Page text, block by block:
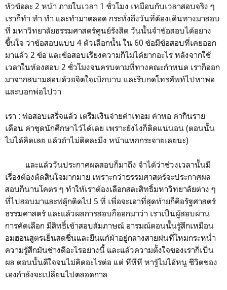
หัวข้อละ 2 หน้า ภายในเวลา 1 ชั่วโมง เหมือนกับเวลาสอบจริง ๆ
เราก็ทำ ทำ ทำ และทำมาตลอด กระทั่งถึงวันที่ต้องเดินทางมาสอบ
ที่ มหาวิทยาลัยธรรมศาสตร์ศูนย์รังสิต วันนั้นจำข้อสอบได้อย่าง
ขึ้นใจ ว่าข้อสอบแบบ 4 ตัวเลือกนั้น ใน 60 ข้อมีข้อสอบที่เคยออก
มาแล้ว 2 ข้อ และข้อสอบเรียงความก็ไม่ได้ยากอะไร หลังจากใช้
เวลาในห้องสอบ 2 ชั่วโมงจนครบตามที่ทางคณะกำหนด เราก็ออก
มาจากสนามสอบด้วยจิตใจเบิกบาน และรีบกดโทรศัพท์ไปหาพ่อ
และบอกพ่อไปว่า
เรา : พ่อสอบเสร็จแล้ว เตรีมเงินจ่ายค่าเทอม ค่าหอ ค่ากินราย
เดือน ค่าชุดนักศึกษาไว้ได้เลย เพราะยังไงก็ติดแน่นอน (ตอนนั้น
ไม่ได้คิดเลย แล้วถ้าไม่ติดละมึง หน้าแหกกระจายเลยนะ)
และแล้ววันประกาศผลสอบก็มาถึง จำได้ว่าช่วงเวลานั้นมี
เรื่องต้องตัดสินใจมากมาย เพราะกว่าธรรมศาสตร์จะประกาศผล
สอบก็นานโคตร ๆ ทำให้เราต้องเลือกสละสิทธิ์มหาวิทยาลัยต่าง ๆ
ที่ไปสอบมาและฟลุ๊กติดไป 5 ที่ เพื่อจะเอาที่สุดท้ายก็คิอรัฐศาสตร์
ธรรมศาสตร์ และแล้วผลการสอบก็ออกมาว่า เราเป็นผู้สอบผ่าน
การคัดเลือก มีสิทธิ์เข้าสอบสัมภาษณ์ อารมณ์ตอนนั้นรู้สึกเหมือน
อมฮอนสูตรเย็นสดชื่นและยืนแก้ผ้าอยู่กลางสายฝนที่โหมกระหน่ำ
ความรู้สึกมันช่างดีอะไรอย่างนี้ และแล้วความตั้งใจของเราก็เป็น
ผล ตอนนั้นดีใจจนไม่คิดอะไรต่อ แต่ หึหึหึ หารู้ไม่ไอ้หนู ชีวิตของ
เองกำลังจะเปลี่ยนไปตลอดกาล